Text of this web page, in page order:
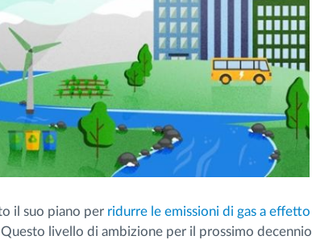
il suo piano per ridurre le emissioni di gas a effetto
livello di ambizione per il prossimo decennio